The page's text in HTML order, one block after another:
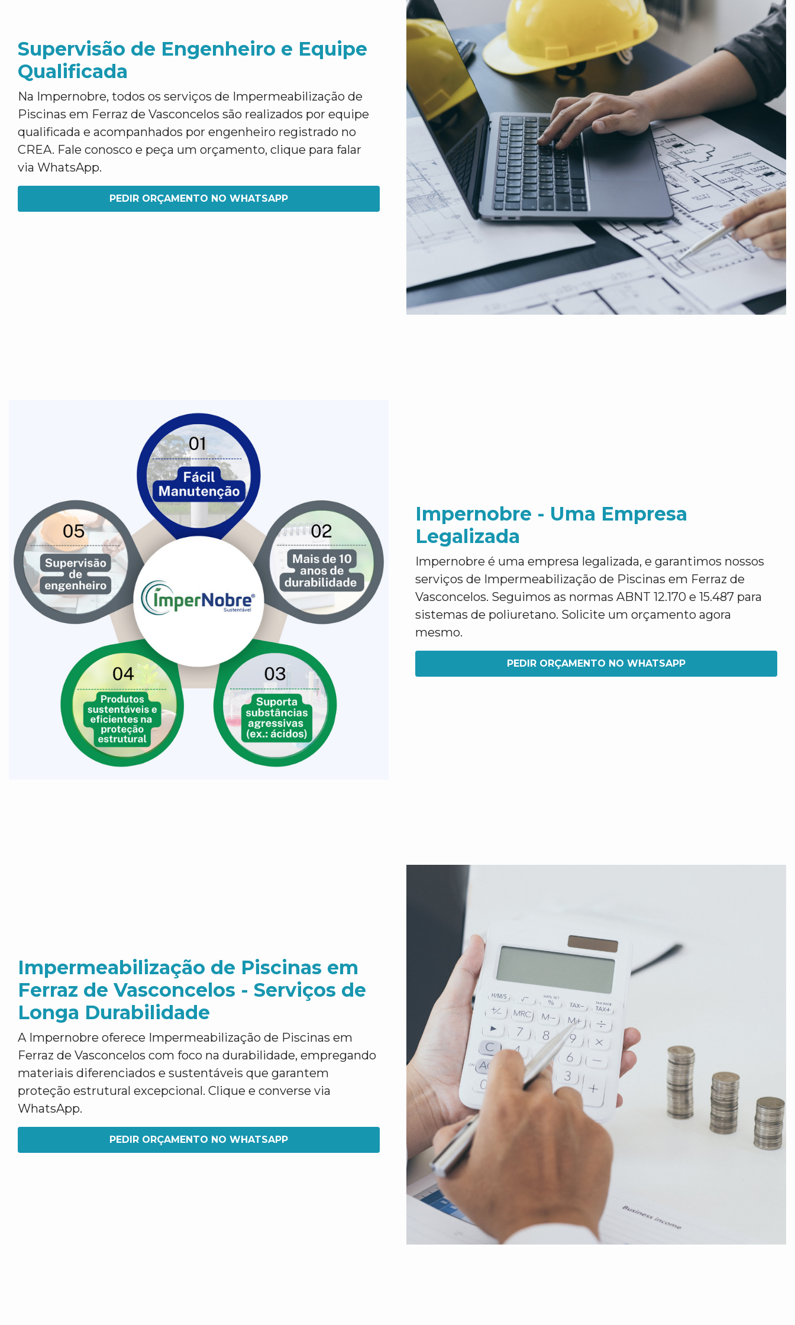
Supervisão de Engenheiro e Equipe
Qualificada
Na Impernobre, todos os serviços de Impermeabilização de
Piscinas em Ferraz de Vasconcelos são realizados por equipe
qualificada e acompanhados por engenheiro registrado no
CREA. Fale conosco e peça um orçamento, clique para falar
via WhatsApp.
PEDIR ORÇAMENTO NO WHATSAPP
Impernobre - Uma Empresa
Legalizada
Impernobre é uma empresa legalizada, e garantimos nossos
serviços de Impermeabilização de Piscinas em Ferraz de
Vasconcelos. Seguimos as normas ABNT 12.170 e 15.487 para
sistemas de poliuretano. Solicite um orçamento agora
mesmo.
PEDIR ORÇAMENTO NO WHATSAPP
Impermeabilização de Piscinas em
Ferraz de Vasconcelos - Serviços de
Longa Durabilidade
A Impernobre oferece Impermeabilização de Piscinas em
Ferraz de Vasconcelos com foco na durabilidade, empregando
materiais diferenciados e sustentáveis que garantem
proteção estrutural excepcional. Clique e converse via
WhatsApp.
PEDIR ORÇAMENTO NO WHATSAPP